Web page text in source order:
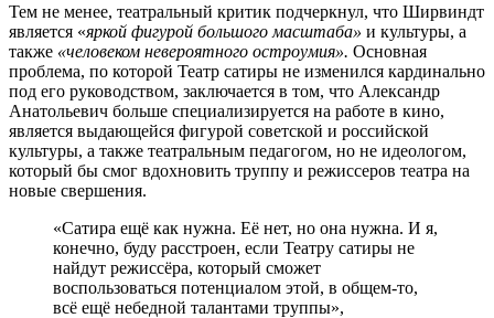
Тем не менее, театральный критик подчеркнул, что Ширвиндт
является «яркой фигурой большого масштаба» и культуры, а
также «человеком невероятного остроумия». Основная
проблема, по которой Театр сатиры не изменился кардинально
под его руководством, заключается в том, что Александр
Анатольевич больше специализируется на работе в кино,
является выдающейся фигурой советской и российской
культуры, а также театральным педагогом, но не идеологом,
который бы смог вдохновить труппу и режиссеров театра на
новые свершения.
«Сатира ещё как нужна. Её нет, но она нужна. И я,
конечно, буду расстроен, если Театру сатиры не
найдут режиссёра, который сможет
воспользоваться потенциалом этой, в общем-то,
всё ещё небедной талантами труппы»,